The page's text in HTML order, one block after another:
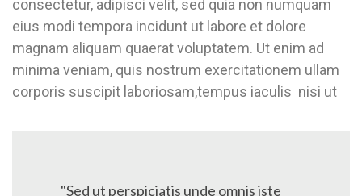
consectetur, adipisci velit, sed quia non numquam
eius modi tempora incidunt ut labore et dolore
magnam aliquam quaerat voluptatem. Ut enim ad
minima veniam, quis nostrum exercitationem ullam
corporis suscipit laboriosam,tempus iaculis nisi ut
"Sed ut perspiciatis unde omnis iste